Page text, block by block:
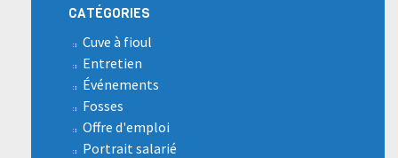
CATÉGORIES
Cuve à fioul
Entretien
Événements
Fosses
Offre d'emploi
Portrait salarié